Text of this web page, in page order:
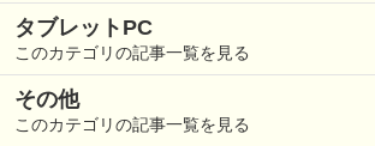
タブレットPC
このカテゴリの記事一覧を見る
その他
このカテゴリの記事一覧を見る